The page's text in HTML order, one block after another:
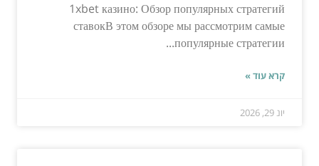
1xbet казино: Обзор популярных стратегий
ставокВ этом обзоре мы рассмотрим самые
популярные стратегии...
קרא עוד »
יונ 29, 2026